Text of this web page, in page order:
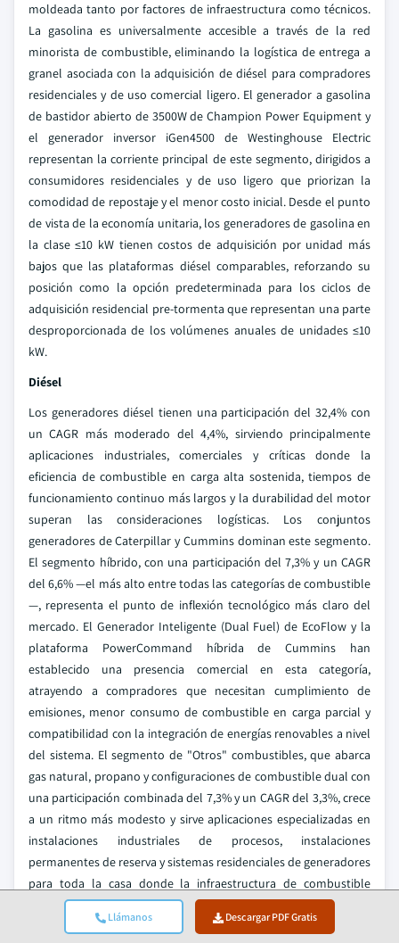
Llámanos Descargar PDF Gratis
moldeada tanto por factores de infraestructura como técnicos.
La gasolina es universalmente accesible a través de la red
minorista de combustible, eliminando la logística de entrega a
granel asociada con la adquisición de diésel para compradores
residenciales y de uso comercial ligero. El generador a gasolina
de bastidor abierto de 3500W de Champion Power Equipment y
el generador inversor iGen4500 de Westinghouse Electric
representan la corriente principal de este segmento, dirigidos a
consumidores residenciales y de uso ligero que priorizan la
comodidad de repostaje y el menor costo inicial. Desde el punto
de vista de la economía unitaria, los generadores de gasolina en
la clase ≤10 kW tienen costos de adquisición por unidad más
bajos que las plataformas diésel comparables, reforzando su
posición como la opción predeterminada para los ciclos de
adquisición residencial pre-tormenta que representan una parte
desproporcionada de los volúmenes anuales de unidades ≤10
kW.
Diésel
Los generadores diésel tienen una participación del 32,4% con
un CAGR más moderado del 4,4%, sirviendo principalmente
aplicaciones industriales, comerciales y críticas donde la
eficiencia de combustible en carga alta sostenida, tiempos de
funcionamiento continuo más largos y la durabilidad del motor
superan las consideraciones logísticas. Los conjuntos
generadores de Caterpillar y Cummins dominan este segmento.
El segmento híbrido, con una participación del 7,3% y un CAGR
del 6,6% —el más alto entre todas las categorías de combustible
—, representa el punto de inflexión tecnológico más claro del
mercado. El Generador Inteligente (Dual Fuel) de EcoFlow y la
plataforma PowerCommand híbrida de Cummins han
establecido una presencia comercial en esta categoría,
atrayendo a compradores que necesitan cumplimiento de
emisiones, menor consumo de combustible en carga parcial y
compatibilidad con la integración de energías renovables a nivel
del sistema. El segmento de "Otros" combustibles, que abarca
gas natural, propano y configuraciones de combustible dual con
una participación combinada del 7,3% y un CAGR del 3,3%, crece
a un ritmo más modesto y sirve aplicaciones especializadas en
instalaciones industriales de procesos, instalaciones
permanentes de reserva y sistemas residenciales de generadores
para toda la casa donde la infraestructura de combustible
canalizado elimina por completo la logística de repostaje.
Por Región